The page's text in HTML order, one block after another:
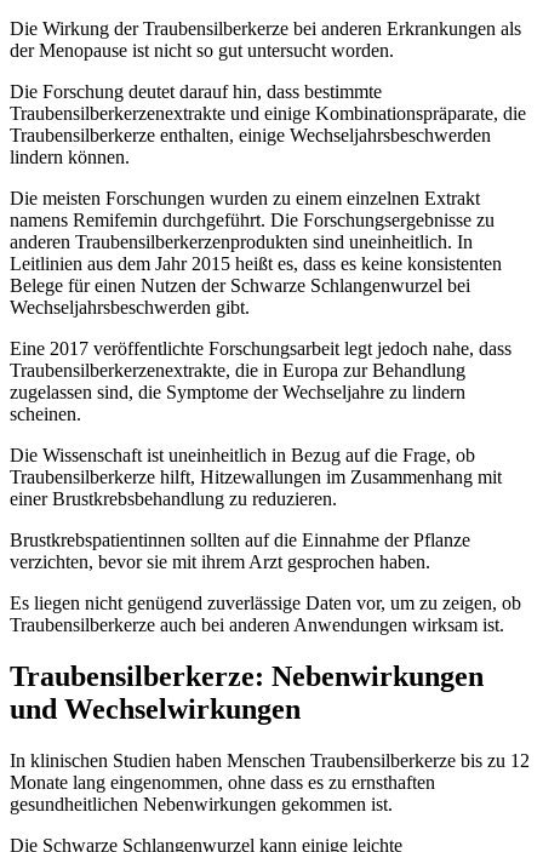
Die Wirkung der Traubensilberkerze bei anderen Erkrankungen als
der Menopause ist nicht so gut untersucht worden.
Die Forschung deutet darauf hin, dass bestimmte
Traubensilberkerzenextrakte und einige Kombinationspräparate, die
Traubensilberkerze enthalten, einige Wechseljahrsbeschwerden
lindern können.
Die meisten Forschungen wurden zu einem einzelnen Extrakt
namens Remifemin durchgeführt. Die Forschungsergebnisse zu
anderen Traubensilberkerzenprodukten sind uneinheitlich. In
Leitlinien aus dem Jahr 2015 heißt es, dass es keine konsistenten
Belege für einen Nutzen der Schwarze Schlangenwurzel bei
Wechseljahrsbeschwerden gibt.
Eine 2017 veröffentlichte Forschungsarbeit legt jedoch nahe, dass
Traubensilberkerzenextrakte, die in Europa zur Behandlung
zugelassen sind, die Symptome der Wechseljahre zu lindern
scheinen.
Die Wissenschaft ist uneinheitlich in Bezug auf die Frage, ob
Traubensilberkerze hilft, Hitzewallungen im Zusammenhang mit
einer Brustkrebsbehandlung zu reduzieren.
Brustkrebspatientinnen sollten auf die Einnahme der Pflanze
verzichten, bevor sie mit ihrem Arzt gesprochen haben.
Es liegen nicht genügend zuverlässige Daten vor, um zu zeigen, ob
Traubensilberkerze auch bei anderen Anwendungen wirksam ist.
Traubensilberkerze: Nebenwirkungen
und Wechselwirkungen
In klinischen Studien haben Menschen Traubensilberkerze bis zu 12
Monate lang eingenommen, ohne dass es zu ernsthaften
gesundheitlichen Nebenwirkungen gekommen ist.
Die Schwarze Schlangenwurzel kann einige leichte